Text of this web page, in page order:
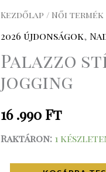
Kezdőlap / Női termék
2026 újdonságok,
Palazzo
jogging
16 .990 Ft
Raktáron: 1
Palazzo
stílusú
jogging
mennyiség